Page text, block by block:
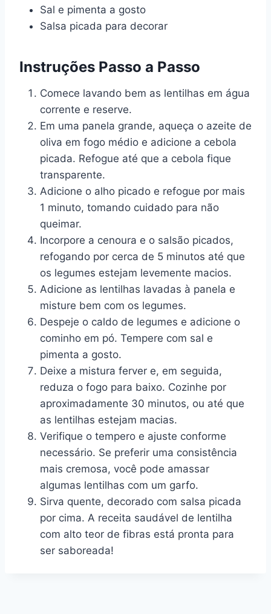
Sal e pimenta a gosto
Salsa picada para decorar
Instruções Passo a Passo
Comece lavando bem as lentilhas em água
corrente e reserve.
Em uma panela grande, aqueça o azeite de
oliva em fogo médio e adicione a cebola
picada. Refogue até que a cebola fique
transparente.
Adicione o alho picado e refogue por mais
1 minuto, tomando cuidado para não
queimar.
Incorpore a cenoura e o salsão picados,
refogando por cerca de 5 minutos até que
os legumes estejam levemente macios.
Adicione as lentilhas lavadas à panela e
misture bem com os legumes.
Despeje o caldo de legumes e adicione o
cominho em pó. Tempere com sal e
pimenta a gosto.
Deixe a mistura ferver e, em seguida,
reduza o fogo para baixo. Cozinhe por
aproximadamente 30 minutos, ou até que
as lentilhas estejam macias.
Verifique o tempero e ajuste conforme
necessário. Se preferir uma consistência
mais cremosa, você pode amassar
algumas lentilhas com um garfo.
Sirva quente, decorado com salsa picada
por cima. A receita saudável de lentilha
com alto teor de fibras está pronta para
ser saboreada!